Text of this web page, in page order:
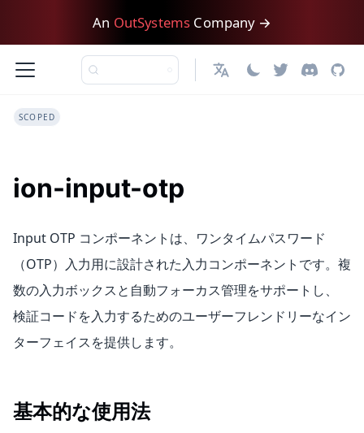
An OutSystems Company →
日本語
ion-input-otp
SCOPED
Input OTP コンポーネントは、ワンタイムパスワード
（OTP）入力用に設計された入力コンポーネントです。複
数の入力ボックスと自動フォーカス管理をサポートし、
検証コードを入力するためのユーザーフレンドリーなイン
ターフェイスを提供します。
基本的な使用法